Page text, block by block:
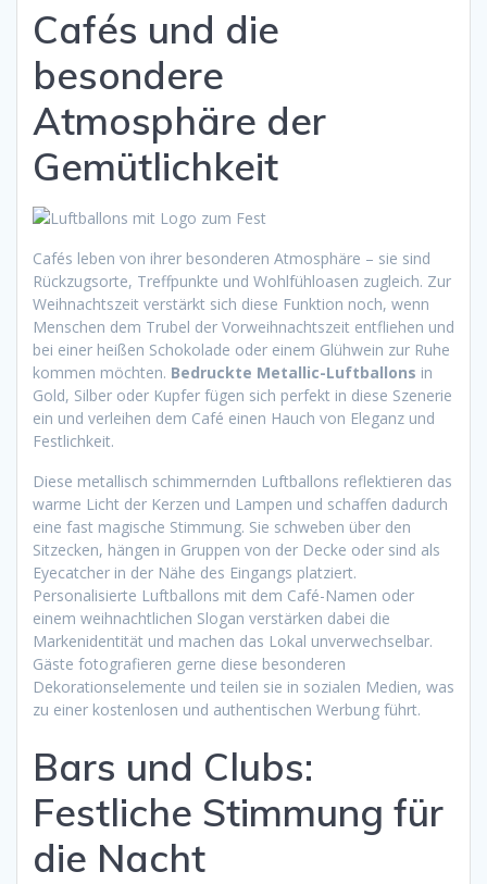
Cafés und die
besondere
Atmosphäre der
Gemütlichkeit
Cafés leben von ihrer besonderen Atmosphäre – sie sind
Rückzugsorte, Treffpunkte und Wohlfühloasen zugleich. Zur
Weihnachtszeit verstärkt sich diese Funktion noch, wenn
Menschen dem Trubel der Vorweihnachtszeit entfliehen und
bei einer heißen Schokolade oder einem Glühwein zur Ruhe
kommen möchten. Bedruckte Metallic-Luftballons in
Gold, Silber oder Kupfer fügen sich perfekt in diese Szenerie
ein und verleihen dem Café einen Hauch von Eleganz und
Festlichkeit.
Diese metallisch schimmernden Luftballons reflektieren das
warme Licht der Kerzen und Lampen und schaffen dadurch
eine fast magische Stimmung. Sie schweben über den
Sitzecken, hängen in Gruppen von der Decke oder sind als
Eyecatcher in der Nähe des Eingangs platziert.
Personalisierte Luftballons mit dem Café-Namen oder
einem weihnachtlichen Slogan verstärken dabei die
Markenidentität und machen das Lokal unverwechselbar.
Gäste fotografieren gerne diese besonderen
Dekorationselemente und teilen sie in sozialen Medien, was
zu einer kostenlosen und authentischen Werbung führt.
Bars und Clubs:
Festliche Stimmung für
die Nacht